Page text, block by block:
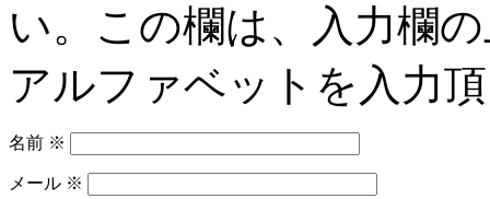
い。この欄は、入力欄
アルファベットを入力
名前 ※
メール ※